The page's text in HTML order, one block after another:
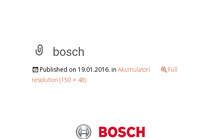
bosch
Published on 19.01.2016. in Akumulatori
Full
resolution (150 × 48)